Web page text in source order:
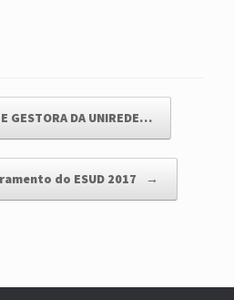
GESTORA DA UNIREDE…
do ESUD 2017 →